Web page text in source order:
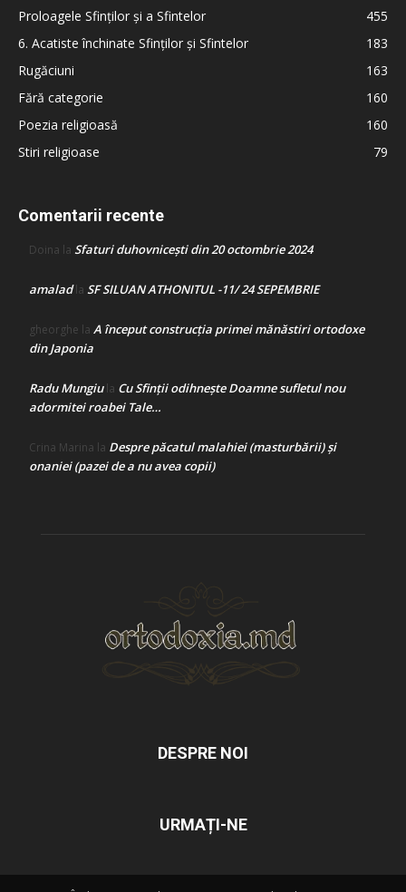
Proloagele Sfinților și a Sfintelor
455
6. Acatiste închinate Sfinților și Sfintelor
183
Rugăciuni
163
Fără categorie
160
Poezia religioasă
160
Stiri religioase
79
Comentarii recente
Doina la Sfaturi duhovnicești din 20 octombrie 2024
amaladla SF SILUAN ATHONITUL -11/ 24 SEPEMBRIE
gheorghe la A început construcţia primei mănăstiri ortodoxe
din Japonia
Radu Mungiula Cu Sfinții odihnește Doamne sufletul nou
adormitei roabei Tale…
Crina Marina la Despre păcatul malahiei (masturbării) şi
onaniei (pazei de a nu avea copii)
DESPRE NOI
URMAȚI-NE